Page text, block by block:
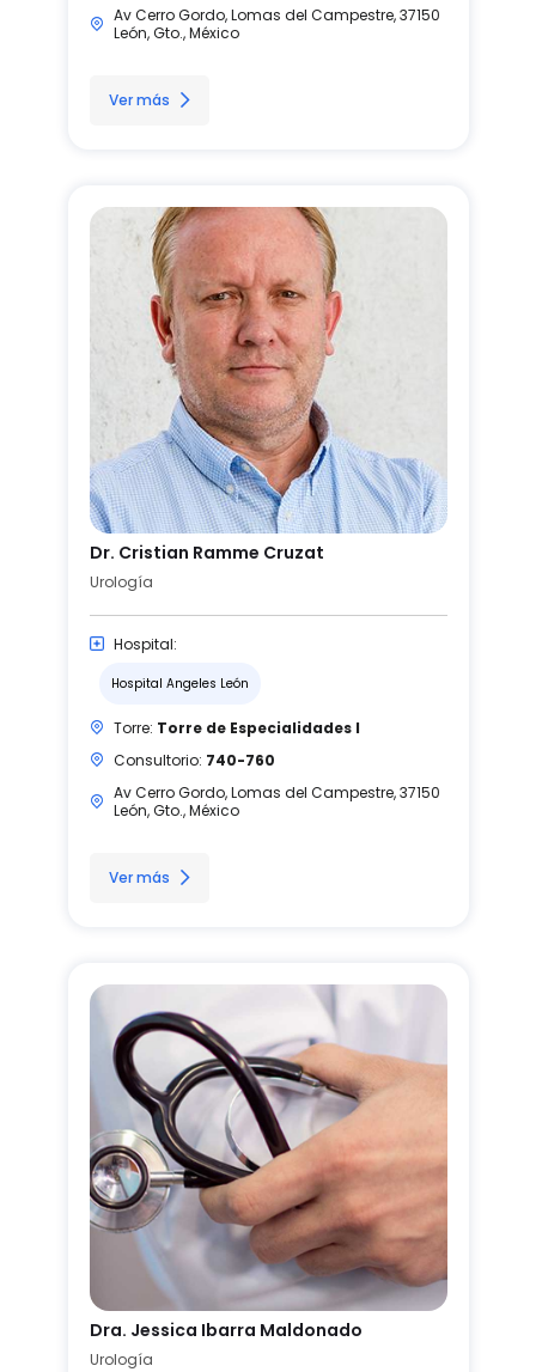
Av Cerro Gordo, Lomas del Campestre, 37150
León, Gto., México
Ver más
Dr. Cristian Ramme Cruzat
Urología
Hospital:
Hospital Angeles León
Torre: Torre de Especialidades I
Consultorio: 740-760
Av Cerro Gordo, Lomas del Campestre, 37150
León, Gto., México
Ver más
Dra. Jessica Ibarra Maldonado
Urología